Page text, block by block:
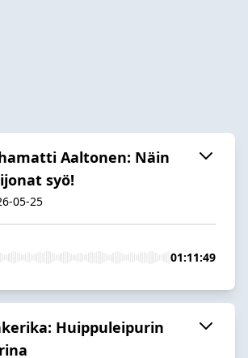
Aaltonen: Näin
syö!
05-25
01:11:49
Huippuleipurin